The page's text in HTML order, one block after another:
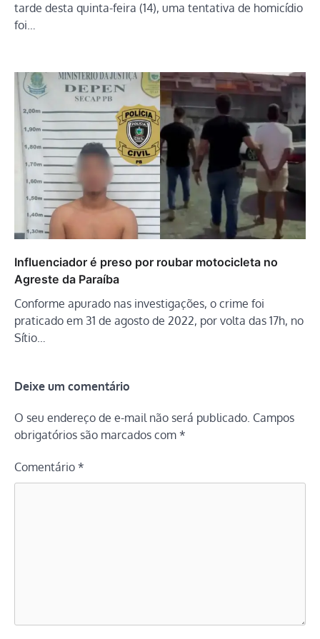
tarde desta quinta-feira (14), uma tentativa de homicídio
foi…
Influenciador é preso por roubar motocicleta no
Agreste da Paraíba
Conforme apurado nas investigações, o crime foi
praticado em 31 de agosto de 2022, por volta das 17h, no
Sítio…
Deixe um comentário
O seu endereço de e-mail não será publicado. Campos
obrigatórios são marcados com *
Comentário *